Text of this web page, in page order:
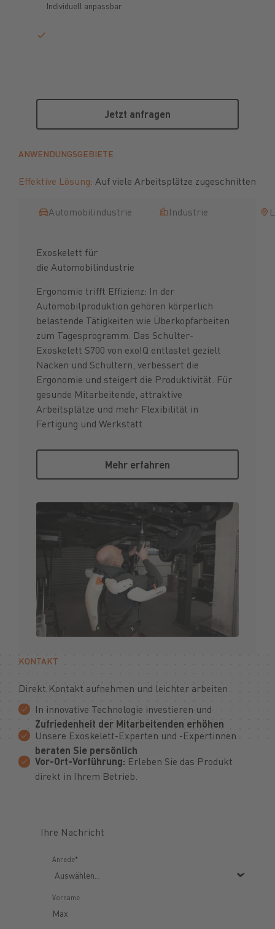
Individuell anpassbar
Jetzt anfragen
ANWENDUNGSGEBIETE
Effektive Lösung: Auf viele Arbeitsplätze zugeschnitten
Automobilindustrie Industrie
Exoskelett für
die Automobilindustrie
Ergonomie trifft Effizienz: In der
Automobilproduktion gehören körperlich
belastende Tätigkeiten wie Überkopfarbeiten
zum Tagesprogramm. Das Schulter-
Exoskelett S700 von exoIQ entlastet gezielt
Nacken und Schultern, verbessert die
Ergonomie und steigert die Produktivität. Für
gesunde Mitarbeitende, attraktive
Arbeitsplätze und mehr Flexibilität in
Fertigung und Werkstatt.
Mehr erfahren
KONTAKT
Direkt Kontakt aufnehmen und leichter arbeiten
In innovative Technologie investieren und
Zufriedenheit der Mitarbeitenden erhöhen
Unsere Exoskelett-Experten und -Expertinnen
beraten Sie persönlich
Vor-Ort-Vorführung: Erleben Sie das Produkt
direkt in Ihrem Betrieb.
Ihre Nachricht
Anrede*
Vorname